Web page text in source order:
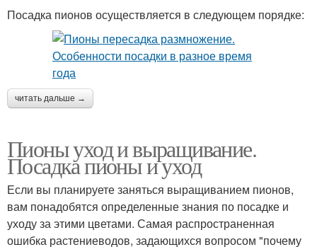
Посадка пионов осуществляется в следующем порядке:
читать дальше →
Пионы уход и выращивание.
Посадка пионы и уход
Если вы планируете заняться выращиванием пионов,
вам понадобятся определенные знания по посадке и
уходу за этими цветами. Самая распространенная
ошибка растениеводов, задающихся вопросом "почему